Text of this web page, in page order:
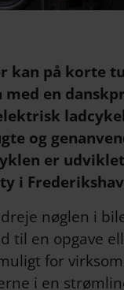
kan på korte
en
og
er udviklet
i
nøglen i
til en opgave
for
i en